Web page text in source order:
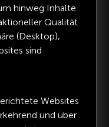
hinweg Inhalte
Qualität
(Desktop),
sind
Websites
und über